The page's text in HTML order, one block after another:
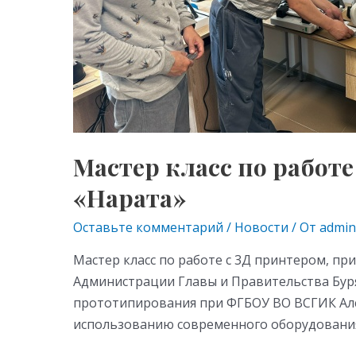
Мастер класс по
«Нарата»
Оставьте комментарий / Новости / От admin
Мастер класс по работе с 3Д принтером,
Администрации Главы и Правительства
прототипирования при ФГБОУ ВО ВСГИК
использованию современного
пансионате
АУСО
«КЦ
«Нарата»